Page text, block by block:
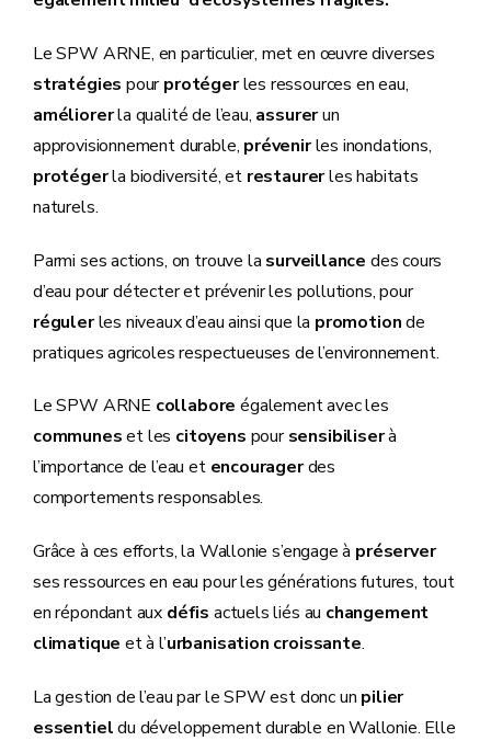
Le SPW ARNE, en particulier, met en œuvre diverses
stratégiespourprotégerles ressources en eau,
améliorerla qualité de l’eau, assurerun
approvisionnement durable, prévenirles inondations,
protégerla biodiversité, et restaurerles habitats
naturels.
Parmi ses actions, on trouve la surveillance des cours
d’eau pour détecter et prévenir les pollutions, pour
régulerles niveaux d’eau ainsi que la promotionde
pratiques agricoles respectueuses de l’environnement.
Le SPW ARNE collaboreégalement avec les
communeset les citoyens poursensibiliserà
l’importance de l’eau et encouragerdes
comportements responsables.
Grâce à ces efforts, la Wallonie s’engage à préserver
ses ressources en eau pour les générations futures, tout
en répondant aux défis actuels liés au changement
climatique et à l’urbanisation croissante.
La gestion de l’eau par le SPW est donc un pilier
essentieldu développement durable en Wallonie. Elle